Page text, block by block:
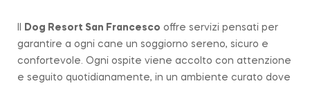
Dog Resort San Francesco offre servizi pensati per
garantire a ogni cane un soggiorno sereno, sicuro e
confortevole. Ogni ospite viene accolto con attenzione
e seguito quotidianamente, in un ambiente curato dove